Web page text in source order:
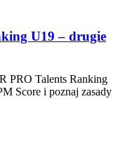
U19 – drugie
PRO Talents Ranking
Score i poznaj zasady